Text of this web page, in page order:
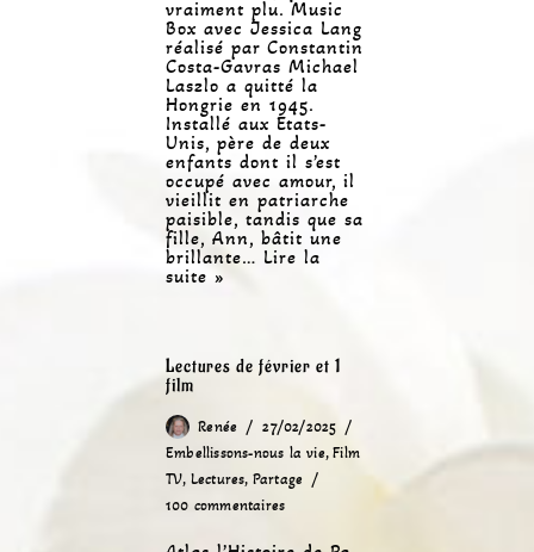
vraiment plu. Music
Box avec Jessica Lang
réalisé par Constantin
Costa-Gavras Michael
Laszlo a quitté la
Hongrie en 1945.
Installé aux Etats-
Unis, père de deux
enfants dont il s’est
occupé avec amour, il
vieillit en patriarche
paisible, tandis que sa
fille, Ann, bâtit une
brillante… Lire la
suite »
Lectures de février et 1
film
Renée
27/02/2025
Embellissons-nous la vie,Film
TV, Lectures, Partage
100 commentaires